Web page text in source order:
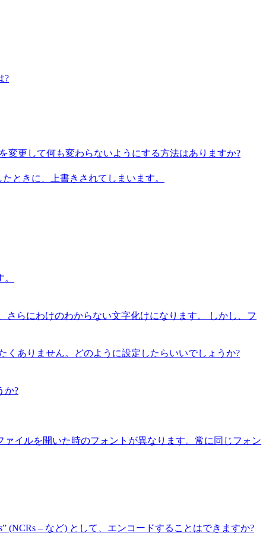
?
更して何も変わらないようにする方法はありますか?
ときに、上書きされてしまいます。
らにわけのわからない文字化けになります。 しかし、フ
くありません。どのように設定したらいいでしょうか?
か?
イルを開いた時のフォントが異なります。常に同じフォン
(NCRs – など) として、エンコードすることはできますか?